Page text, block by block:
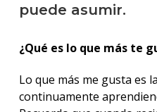
puede asumir.
¿Qué es lo que más te
Lo que más me gusta es
continuamente